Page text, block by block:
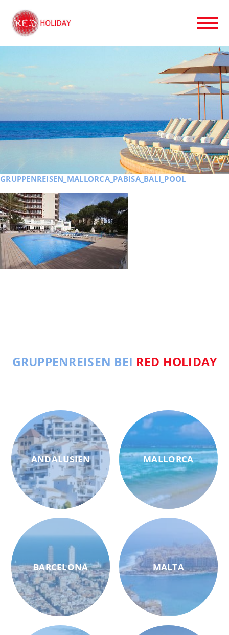
GRUPPENREISEN_MALLORCA_PABISA_BALI_POOL
GRUPPENREISEN BEI RED HOLIDAY
ANDALUSIEN
BARCELONA
MALLORCA
MALTA